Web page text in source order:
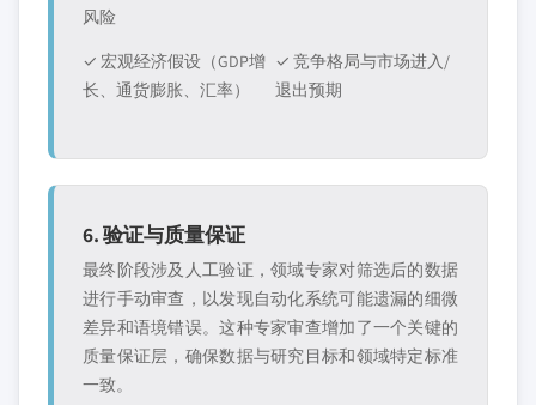
风险
✓ 宏观经济假设（GDP增
长、通货膨胀、汇率）
✓ 竞争格局与市场进入/
退出预期
6. 验证与质量保证
最终阶段涉及人工验证，领域专家对筛选后的数据
进行手动审查，以发现自动化系统可能遗漏的细微
差异和语境错误。这种专家审查增加了一个关键的
质量保证层，确保数据与研究目标和领域特定标准
一致。